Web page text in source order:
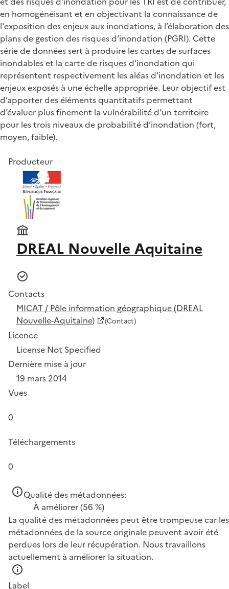
en homogénéisant et en objectivant la connaissance de
l'exposition des enjeux aux inondations, à l’élaboration des
plans de gestion des risques d’inondation (PGRI). Cette
série de données sert à produire les cartes de surfaces
inondables et la carte de risques d’inondation qui
représentent respectivement les aléas d’inondation et les
enjeux exposés à une échelle appropriée. Leur objectif est
d’apporter des éléments quantitatifs permettant
d’évaluer plus finement la vulnérabilité d’un territoire
pour les trois niveaux de probabilité d’inondation (fort,
moyen, faible).
Producteur
DREAL Nouvelle Aquitaine
Contacts
MICAT / Pôle information géographique (DREAL
Nouvelle-Aquitaine)
(Contact)
Licence
License Not Specified
Dernière mise à jour
19 mars 2014
Vues
0
Téléchargements
0
Qualité des métadonnées:
À améliorer(56 %)
La qualité des métadonnées peut être trompeuse car les
métadonnées de la source originale peuvent avoir été
perdues lors de leur récupération. Nous travaillons
actuellement à améliorer la situation.
Label